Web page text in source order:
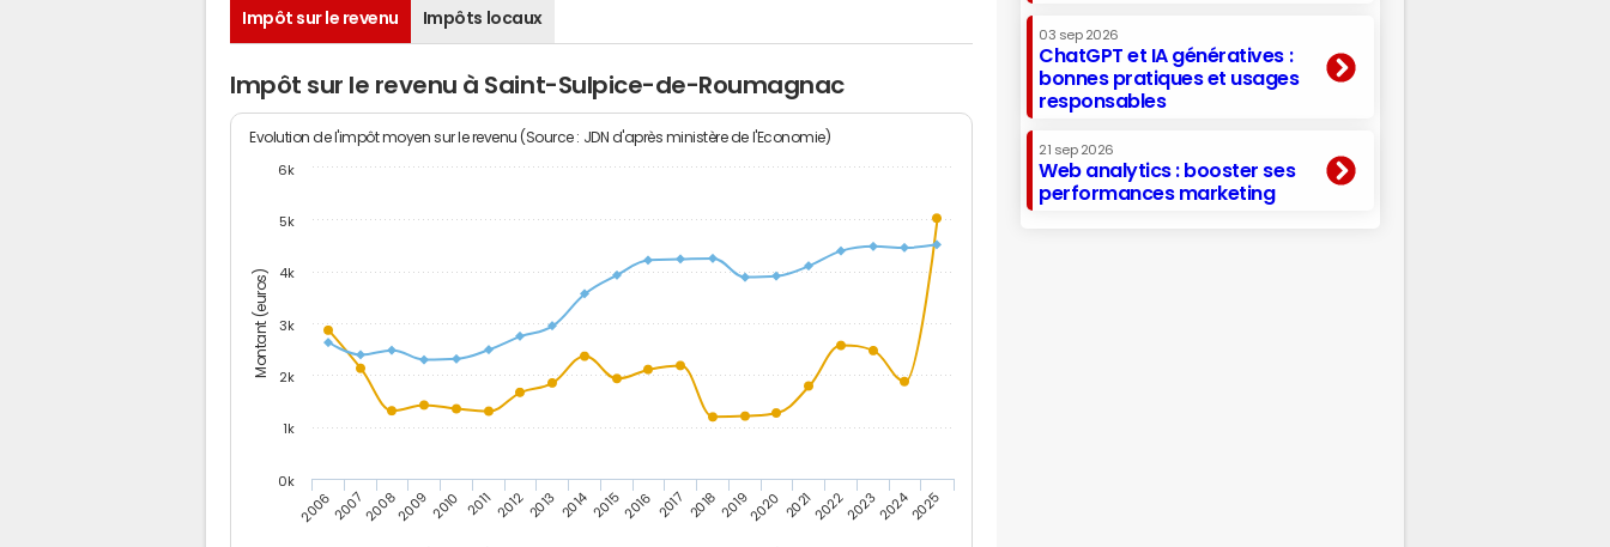
Impôt sur le revenu Impôts locaux
Impôt sur le revenu à Saint-Sulpice-de-Roumagnac
Montant (euros)
Evolution de l'impôt moyen sur le revenu (Source : JDN d'après ministère de l'Economie)
20062007200820092010 2011 20122013 201420152016 2017 201820192020 20212022202320242025
0k
1k
2k
3k
4k
5k
6k
03 sep 2026
ChatGPT et IA génératives :
bonnes pratiques et usages
responsables
21 sep 2026
Web analytics : booster ses
performances marketing